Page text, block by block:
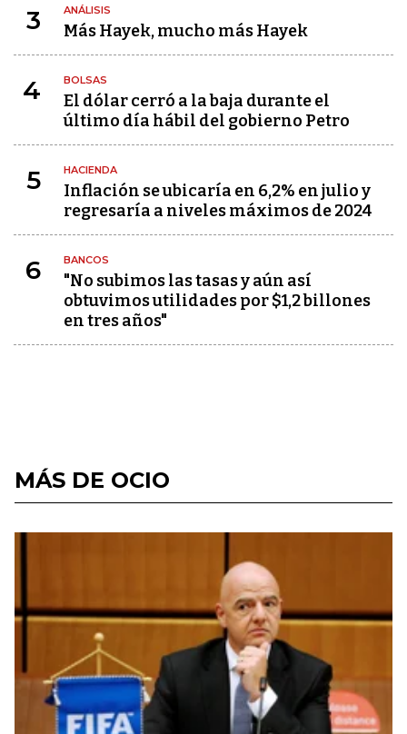
3 ANÁLISIS
Más Hayek, mucho más Hayek
4 BOLSAS
El dólar cerró a la baja durante el
último día hábil del gobierno Petro
5 HACIENDA
Inflación se ubicaría en 6,2% en julio y
regresaría a niveles máximos de 2024
6 BANCOS
"No subimos las tasas y aún así
obtuvimos utilidades por $1,2 billones
en tres años"
MÁS DE OCIO